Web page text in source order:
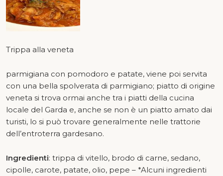
Trippa alla veneta
parmigiana con pomodoro e patate, viene poi servita
con una bella spolverata di parmigiano; piatto di origine
veneta si trova ormai anche tra i piatti della cucina
locale del Garda e, anche se non è un piatto amato dai
turisti, lo si può trovare generalmente nelle trattorie
dell’entroterra gardesano.
Ingredienti: trippa di vitello, brodo di carne, sedano,
cipolle, carote, patate, olio, pepe – *Alcuni ingredienti